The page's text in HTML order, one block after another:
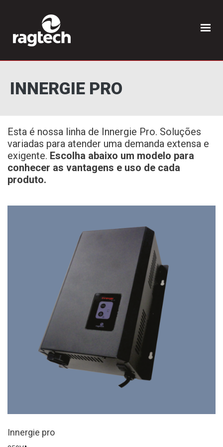
INNERGIE PRO
Esta é nossa linha de Innergie Pro. Soluções
variadas para atender uma demanda extensa e
exigente. Escolha abaixo um modelo para
conhecer as vantagens e uso de cada
produto.
Innergie pro